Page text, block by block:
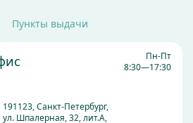
Пункты выдачи
Пн-Пт
8:30—17:30
191123, Санкт-Петербург,
ул. Шпалерная, 32, лит.А,